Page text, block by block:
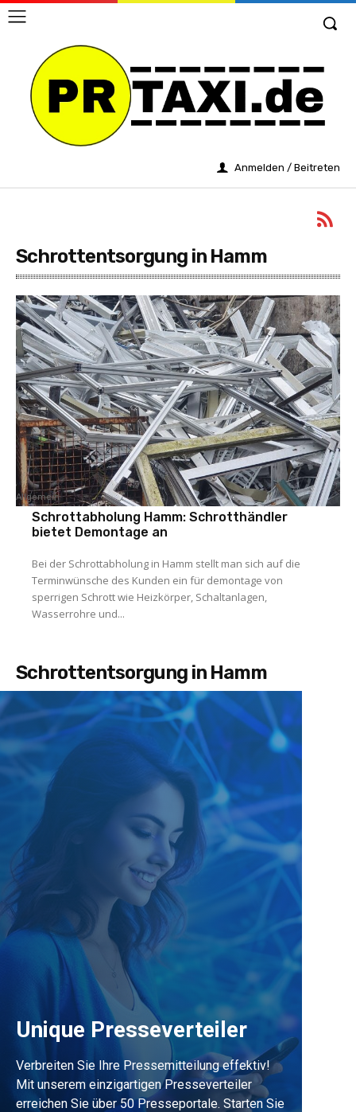
Anmelden / Beitreten
Schrottentsorgung in Hamm
Allgemein
Schrottabholung Hamm: Schrotthändler
bietet Demontage an
Bei der Schrottabholung in Hamm stellt man sich auf die
Terminwünsche des Kunden ein für demontage von
sperrigen Schrott wie Heizkörper, Schaltanlagen,
Wasserrohre und...
Schrottentsorgung in Hamm
Unique Presseverteiler
Verbreiten Sie Ihre Pressemitteilung effektiv!
Mit unserem einzigartigen Presseverteiler
erreichen Sie über 50 Presseportale. Starten Sie